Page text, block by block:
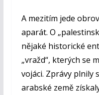
A mezitím jede
aparát. O
nějaké historické
„vražd“, kterých se
vojáci. Zprávy plnily
arabské země